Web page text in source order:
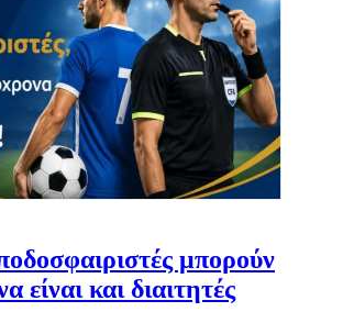
μπορούν
είναι και διαιτητές